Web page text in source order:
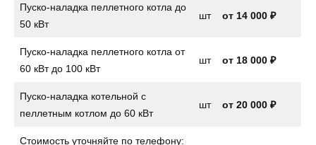
Пуско-наладка пеллетного котла до
50 кВт
шт от 14 000 ₽
Пуско-наладка пеллетного котла от
60 кВт до 100 кВт
шт от 18 000 ₽
Пуско-наладка котельной с
пеллетным котлом до 60 кВт
шт от 20 000 ₽
Стоимость уточняйте по телефону: